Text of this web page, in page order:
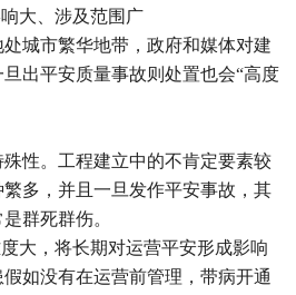
大、涉及范围广
城市繁华地带，政府和媒体对建
出平安质量事故则处置也会“高度
性。工程建立中的不肯定要素较
多，并且一旦发作平安事故，其
群死群伤。
大，将长期对运营平安形成影响
如没有在运营前管理，带病开通